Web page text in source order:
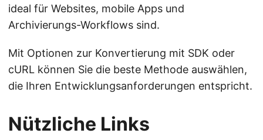
ideal für Websites, mobile Apps und
Archivierungs-Workflows sind.
Mit Optionen zur Konvertierung mit SDK oder
cURL können Sie die beste Methode auswählen,
die Ihren Entwicklungsanforderungen entspricht.
Nützliche Links